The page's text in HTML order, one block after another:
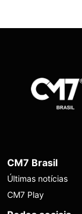
CM7 Brasil
Últimas notícias
CM7 Play